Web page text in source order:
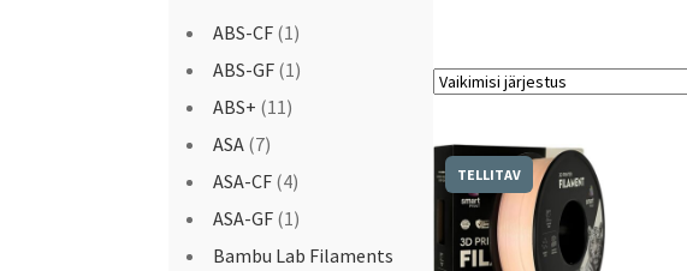
ABS-CF (1)
ABS-GF (1)
ABS+ (11)
ASA (7)
ASA-CF (4)
ASA-GF (1)
Bambu Lab Filaments
TELLITAV